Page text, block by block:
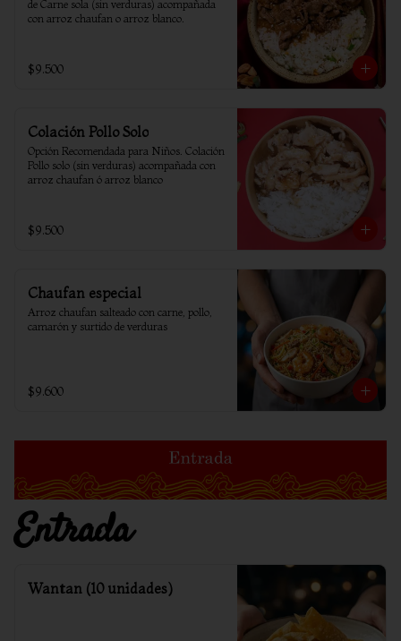
de Carne sola (sin verduras) acompañada
con arroz chaufan o arroz blanco.
$9.500
Colación Pollo Solo
Opción Recomendada para Niños. Colación
Pollo solo (sin verduras) acompañada con
arroz chaufan ó arroz blanco
$9.500
Chaufan especial
Arroz chaufan salteado con carne, pollo,
camarón y surtido de verduras
$9.600
Entrada
Wantan (10 unidades)